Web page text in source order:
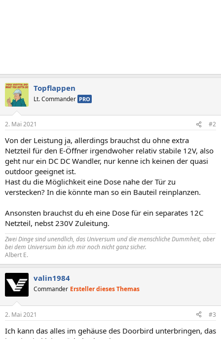
Topflappen
Lt. Commander PRO
2. Mai 2021 #2
Von der Leistung ja, allerdings brauchst du ohne extra
Netzteil für den E-Öffner irgendwoher relativ stabile 12V, also
geht nur ein DC DC Wandler, nur kenne ich keinen der quasi
outdoor geeignet ist.
Hast du die Möglichkeit eine Dose nahe der Tür zu
verstecken? In die könnte man so ein Bauteil reinplanzen.
Ansonsten brauchst du eh eine Dose für ein separates 12C
Netzteil, nebst 230V Zuleitung.
Zwei Dinge sind unendlich, das Universum und die menschliche Dummheit, aber
bei dem Universum bin ich mir noch nicht ganz sicher.
Albert E.
valin1984
Commander Ersteller dieses Themas
2. Mai 2021 #3
Ich kann das alles im gehäuse des Doorbird unterbringen, das